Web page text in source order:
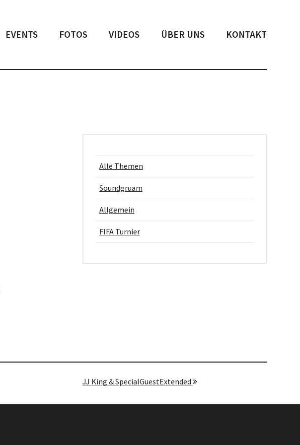
EVENTS FOTOS VIDEOS ÜBER UNS KONTAKT
Alle Themen
Soundgruam
Allgemein
FIFA Turnier
JJ King & SpecialGuestExtended